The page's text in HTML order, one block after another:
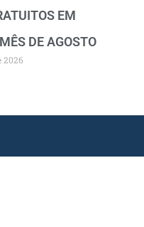
EM
DE AGOSTO
2026